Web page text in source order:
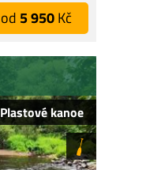
od 5 950Kč
Plastové kanoe